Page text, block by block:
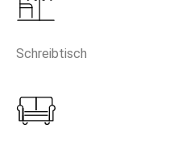
Schreibtisch